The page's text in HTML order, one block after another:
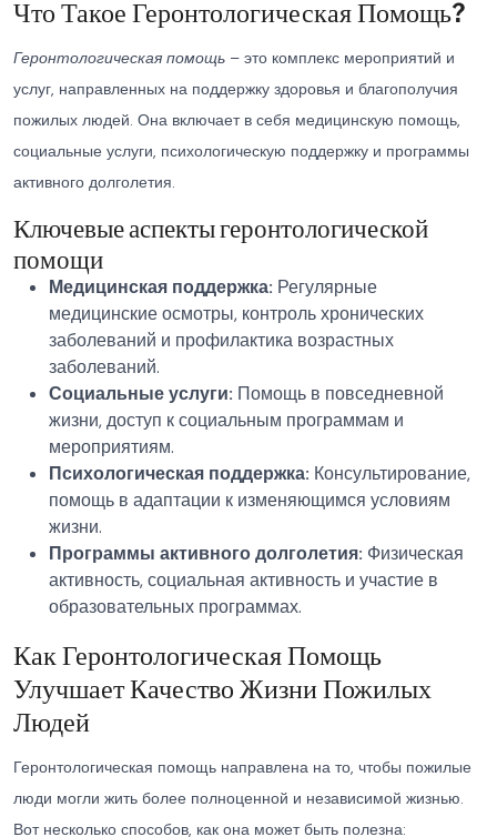
Что Такое Геронтологическая Помощь?
Геронтологическая помощь – это комплекс мероприятий и
услуг, направленных на поддержку здоровья и благополучия
пожилых людей. Она включает в себя медицинскую помощь,
социальные услуги, психологическую поддержку и программы
активного долголетия.
Ключевые аспекты геронтологической
помощи
Медицинская поддержка: Регулярные
медицинские осмотры, контроль хронических
заболеваний и профилактика возрастных
заболеваний.
Социальные услуги: Помощь в повседневной
жизни, доступ к социальным программам и
мероприятиям.
Психологическая поддержка: Консультирование,
помощь в адаптации к изменяющимся условиям
жизни.
Программы активного долголетия: Физическая
активность, социальная активность и участие в
образовательных программах.
Как Геронтологическая Помощь
Улучшает Качество Жизни Пожилых
Людей
Геронтологическая помощь направлена на то, чтобы пожилые
люди могли жить более полноценной и независимой жизнью.
Вот несколько способов, как она может быть полезна: